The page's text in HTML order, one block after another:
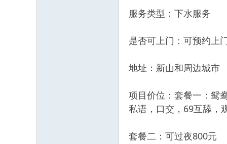
服务类型：下水服务
是否可上门：可预约上
地址：新山和周边城市
项目价位：套餐一：鸳
私语，口交，69互舔，
套餐二：可过夜800元